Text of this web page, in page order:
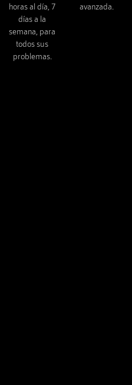
horas al día, 7
días a la
semana, para
todos sus
problemas.
avanzada.